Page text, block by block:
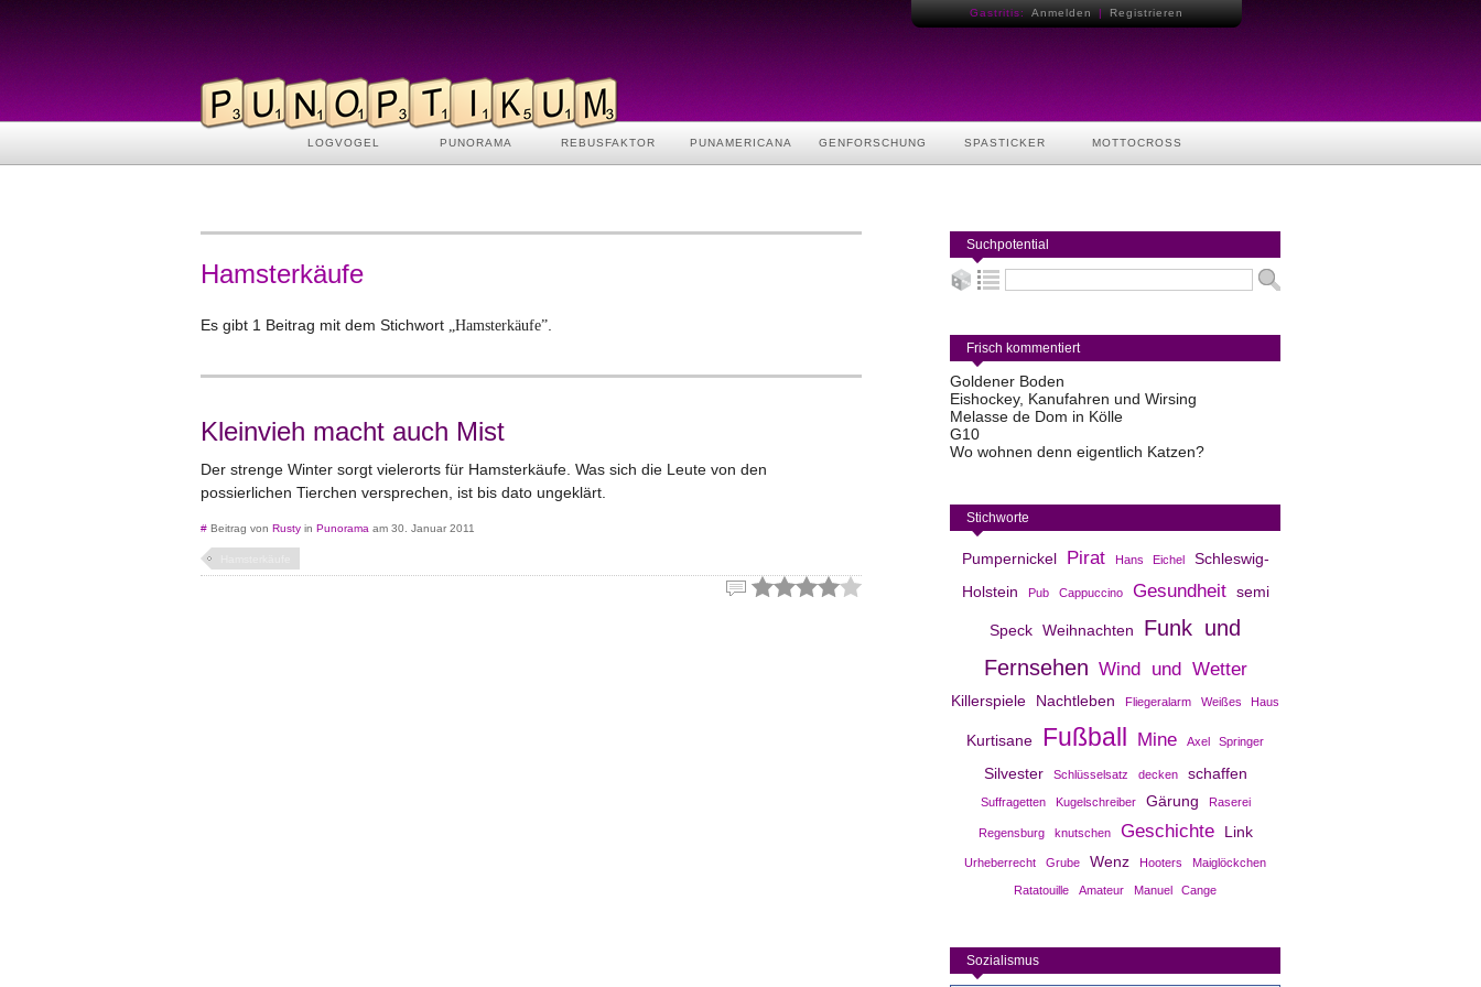
Gastritis: Anmelden | Registrieren
LOGVOGEL PUNORAMA REBUSFAKTOR PUNAMERICANA GENFORSCHUNG SPASTICKER MOTTOCROSS
Hamsterkäufe
Es gibt 1 Beitrag mit dem Stichwort „Hamsterkäufe”
Kleinvieh macht auch Mist
Der strenge Winter sorgt vielerorts für Hamsterkäufe. Was sich die Leute von den
possierlichen Tierchen versprechen, ist bis dato ungeklärt.
# Beitrag von Rusty in Punorama am 30. Januar 2011
Suchpotential
Frisch kommentiert
Goldener Boden
Eishockey, Kanufahren und Wirsing
Melasse de Dom in Kölle
G10
Wo wohnen denn eigentlich Katzen?
Stichworte
Pumpernickel Pirat Hans Eichel
Schleswig-
Holstein
Pub Cappuccino Gesundheit semi
Speck Weihnachten
Funk und
Fernsehen Wind und Wetter
Killerspiele Nachtleben Fliegeralarm Weißes Haus
Kurtisane Fußball Mine Axel Springer
Silvester Schlüsselsatz decken schaffen
Suffragetten Kugelschreiber Gärung Raserei
Regensburg knutschen Geschichte Link
Urheberrecht Grube Wenz Hooters Maiglöckchen
Ratatouille Amateur Manuel Cange
Sozialismus